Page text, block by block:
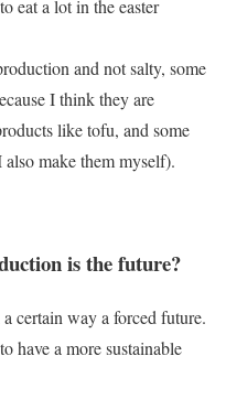
eat a lot in the easter
and not salty, some
I think they are
like tofu, and some
make them myself).
is the future?
certain way a forced future.
have a more sustainable